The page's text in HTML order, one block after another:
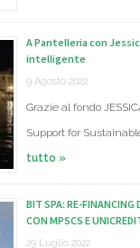
A Pantelleria con
intelligente
9 Agosto 2022
Grazie al fondo
Support for
tutto »
BIT SPA: RE-FINANCING
CON MPSCS E
29 Luglio 2022